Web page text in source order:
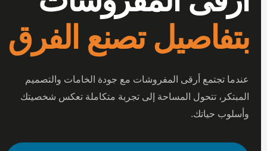
بتفاصيل تصنع الفرق
عندما تجتمع أرقى المفروشات مع جودة الخامات والتصميم
المبتكر، تتحول المساحة إلى تجربة متكاملة تعكس شخصيتك
وأسلوب حياتك.